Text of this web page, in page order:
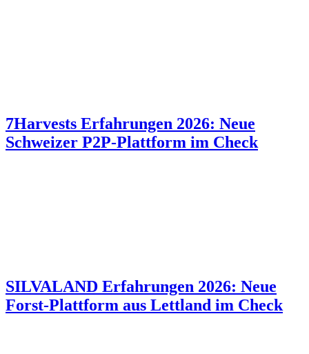
7Harvests Erfahrungen 2026: Neue
Schweizer P2P-Plattform im Check
SILVALAND Erfahrungen 2026: Neue
Forst-Plattform aus Lettland im Check